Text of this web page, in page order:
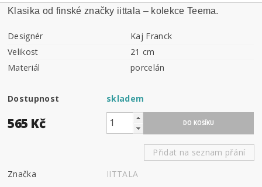
Klasika od finské značky iittala – kolekce Teema.
Designér
Kaj Franck
Velikost
21 cm
Materiál
porcelán
Dostupnost skladem
565 Kč
Přidat na seznam přání
Značka
IITTALA